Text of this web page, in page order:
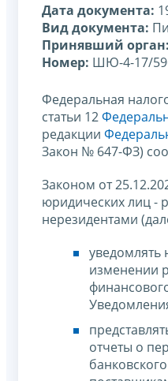
Дата документа:
Вид документа:
Принявший орган:
Номер: ШЮ-4-17/
Федеральная
статьи 12
редакции
Закон № 647-ФЗ)
Законом от
юридических лиц -
нерезидентами
уведомлять
изменении
отчеты о